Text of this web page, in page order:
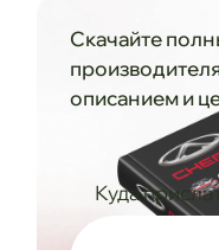
Скачайте
описанием и
Куда